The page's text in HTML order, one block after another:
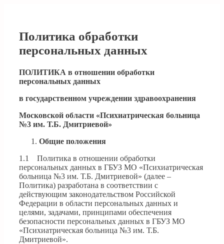
Политика обработки
персональных данных
ПОЛИТИКА в отношении обработки
персональных данных
в государственном учреждении здравоохранения
Московской области «Психиатрическая больница
№3 им. Т.Б. Дмитриевой»
Общие положения
1.1 Политика в отношении обработки
персональных данных в ГБУЗ МО «Психиатрическая
больница №3 им. Т.Б. Дмитриевой» (далее –
Политика) разработана в соответствии с
действующим законодательством Российской
Федерации в области персональных данных и
целями, задачами, принципами обеспечения
безопасности персональных данных в ГБУЗ МО
«Психиатрическая больница №3 им. Т.Б.
Дмитриевой».